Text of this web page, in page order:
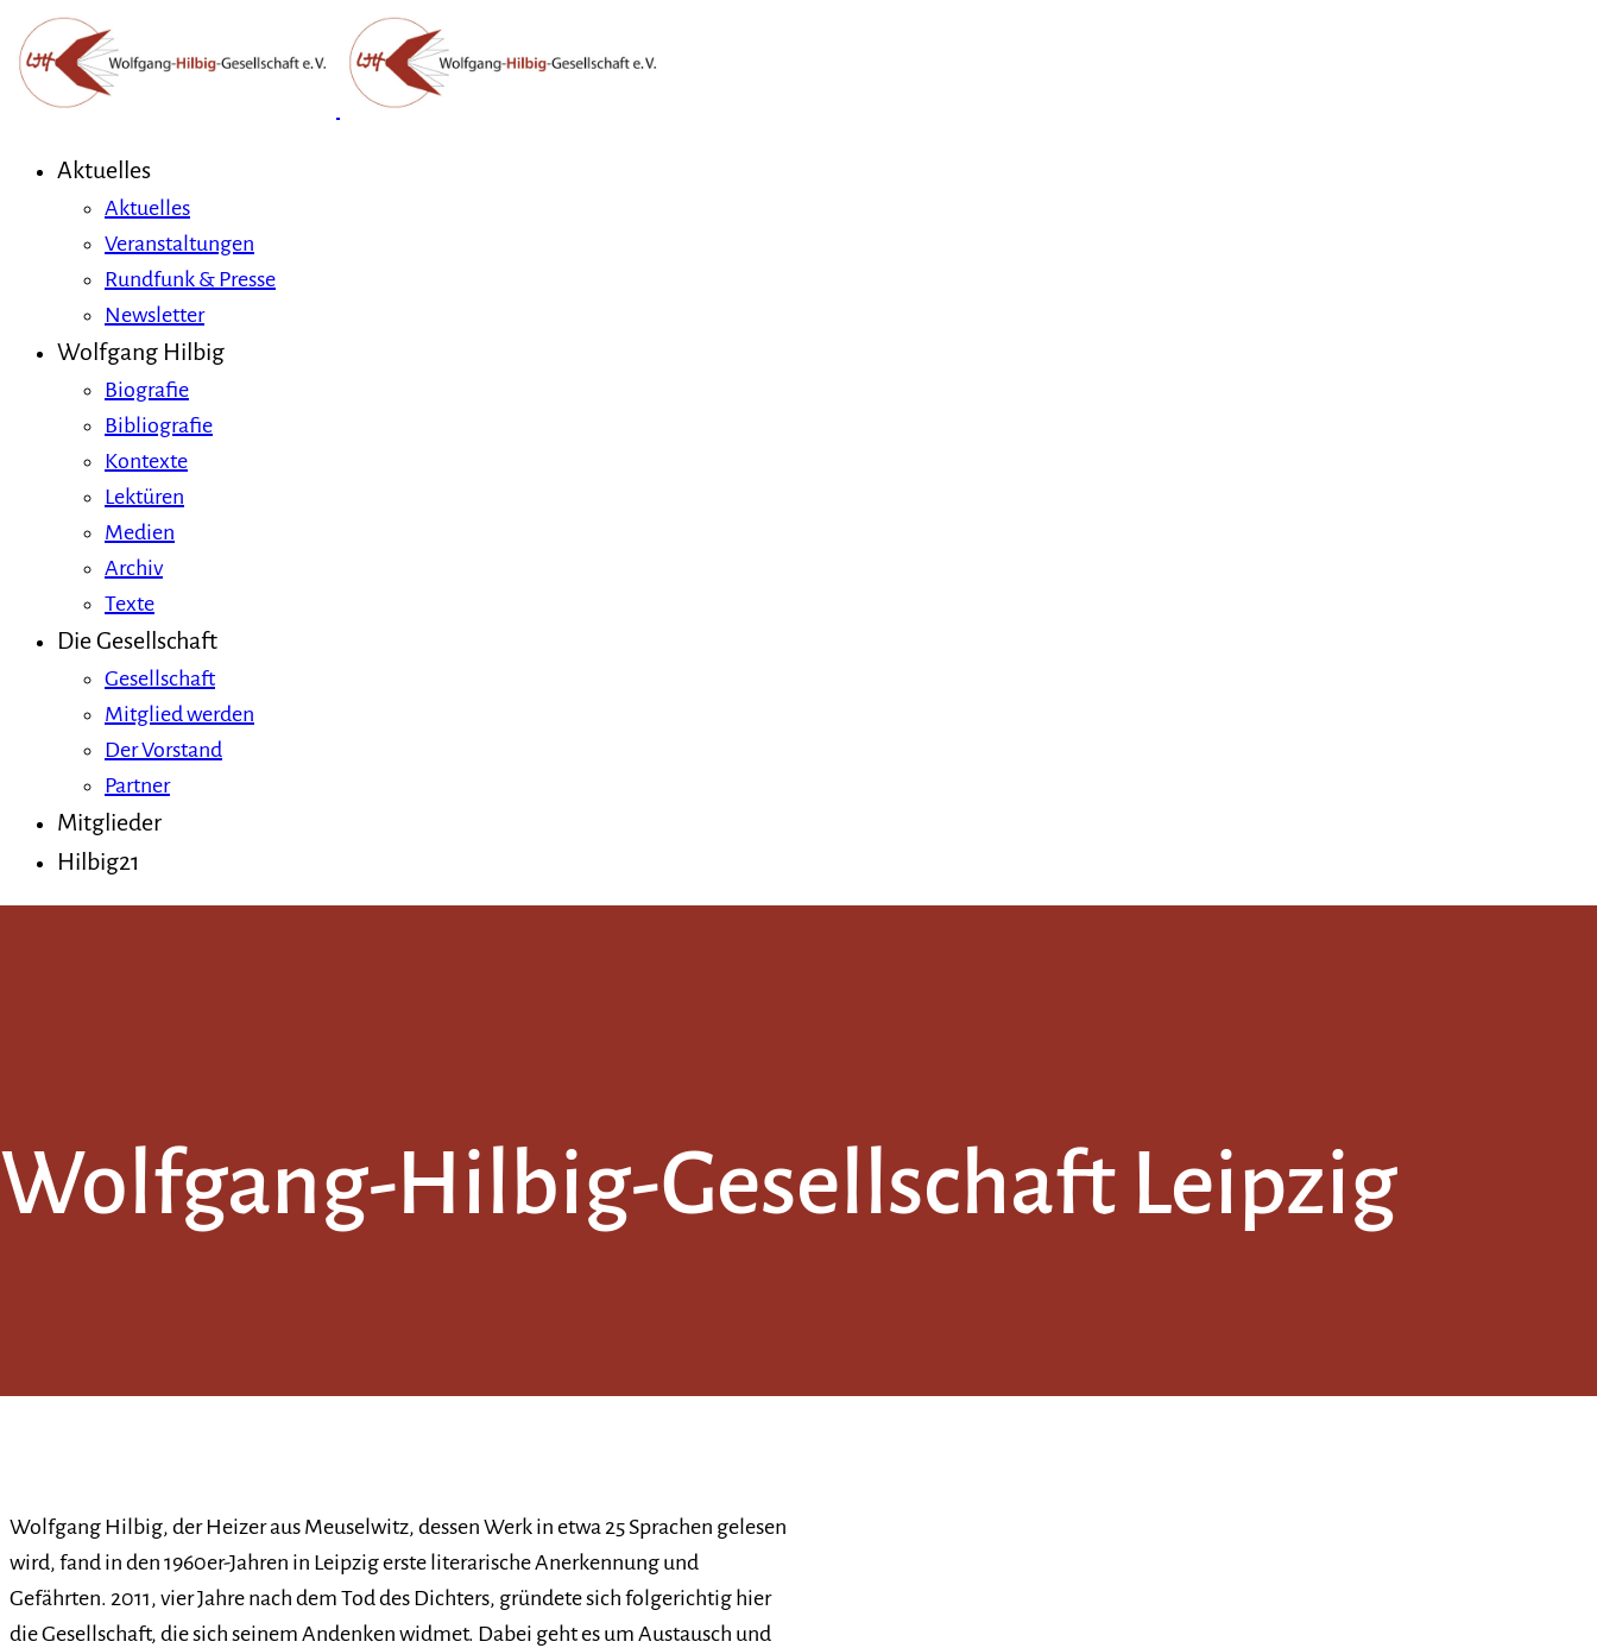
Aktuelles
Aktuelles
Veranstaltungen
Rundfunk & Presse
Newsletter
Wolfgang Hilbig
Biografie
Bibliografie
Kontexte
Lektüren
Medien
Archiv
Texte
Die Gesellschaft
Gesellschaft
Mitglied werden
Der Vorstand
Partner
Mitglieder
Hilbig21
Wolfgang-Hilbig-Gesellschaft Leipzig
Wolfgang Hilbig, der Heizer aus Meuselwitz, dessen Werk in etwa 25 Sprachen gelesen
wird, fand in den 1960er-Jahren in Leipzig erste literarische Anerkennung und
Gefährten. 2011, vier Jahre nach dem Tod des Dichters, gründete sich folgerichtig hier
die Gesellschaft, die sich seinem Andenken widmet. Dabei geht es um Austausch und